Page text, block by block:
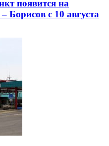
появится на
с 10 августа